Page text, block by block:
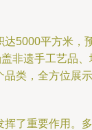
达5000平方米，
非遗手工艺品、
品类，全方位展示
挥了重要作用。多